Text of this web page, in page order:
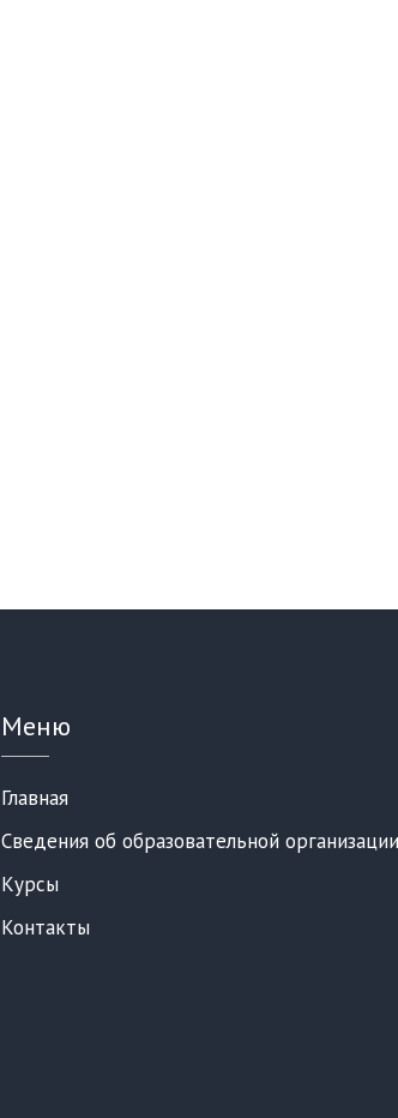
Меню
Главная
Сведения об образовательной организации
Курсы
Контакты